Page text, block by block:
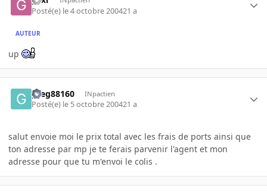
Posté(e) le 4 octobre 200421 a
AUTEUR
up
greg88160 INpactien
Posté(e) le 5 octobre 200421 a
salut envoie moi le prix total avec les frais de ports ainsi que
ton adresse par mp je te ferais parvenir l'agent et mon
adresse pour que tu m'envoi le colis .